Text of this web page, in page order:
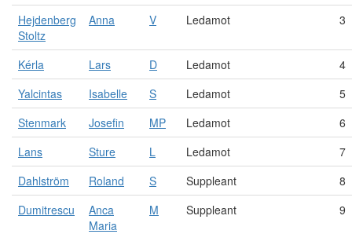
Hejdenberg
Stoltz
Anna V Ledamot 3
Kérla Lars D Ledamot
4
Yalcintas
Isabelle S Ledamot
5
Stenmark
Josefin MP Ledamot
6
Lans
Sture L Ledamot
7
Dahlström
Roland S Suppleant
8
Dumitrescu
Anca
Maria
M Suppleant 9